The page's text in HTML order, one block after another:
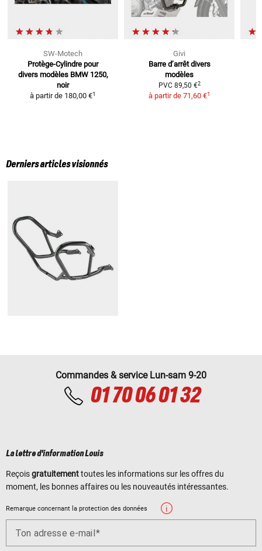
SW-Motech
Protège-Cylindre pour
divers modèles BMW 1250,
noir
à partir de 180,00 €1
Givi
Barre d’arrêt divers
modèles
PVC 89,50 €2
à partir de 71,60 €1
Derniers articles visionnés
Commandes & service Lun-sam 9-20
01 70 06 01 32
La lettre d'information Louis
Reçoisgratuitementtoutes les informations sur les offres du
moment, les bonnes affaires ou les nouveautés intéressantes.
Remarque concernant la protection des données
Ton adresse e-mail